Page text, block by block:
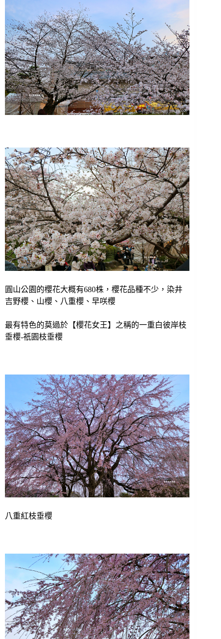
圓山公園的櫻花大概有680株，櫻花品種不少， 染井
吉野櫻、山櫻、八重櫻、早咲櫻
最有特色的莫過於【櫻花女王】之稱的一重白彼岸枝
垂櫻-祇園枝垂櫻
八重紅枝垂櫻